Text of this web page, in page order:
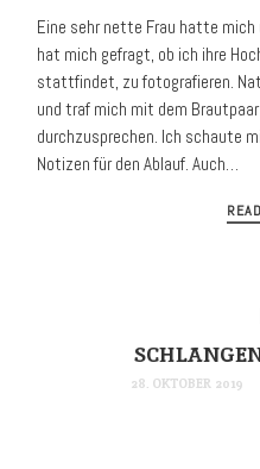
Eine sehr nette Frau hatte mich
hat mich gefragt, ob ich ihre
stattfindet, zu fotografieren.
und traf mich mit dem
durchzusprechen. Ich schaute
Notizen für den Ablauf. Auch…
28. OKTOBER 2019